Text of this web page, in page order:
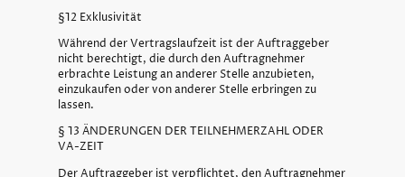
§12 Exklusivität
Während der Vertragslaufzeit ist der Auftraggeber
nicht berechtigt, die durch den Auftragnehmer
erbrachte Leistung an anderer Stelle anzubieten,
einzukaufen oder von anderer Stelle erbringen zu
lassen.
§ 13 ÄNDERUNGEN DER TEILNEHMERZAHL ODER
VA-ZEIT
Der Auftraggeber ist verpflichtet, den Auftragnehmer